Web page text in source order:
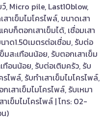
ว์, Micro pile, Last10blow,
าเข็มไมโครไพล์, ขนาดเสา
บก็ตอกเสาเข็มได้, เชื่อมเสา
าด1.50เมตรต่อเชื่อม, รับต่อ
สะเทือนน้อย, รับตอกเสาเข็ม
ทือนน้อย, รับต่อเติมครัว, รับ
ไพล์, รับทำเสาเข็มไมโครไพล์,
เสาเข็มไมโครไพล์, รับเหมา
าเข็มไมโครไพล์ | โทร: 02-
)